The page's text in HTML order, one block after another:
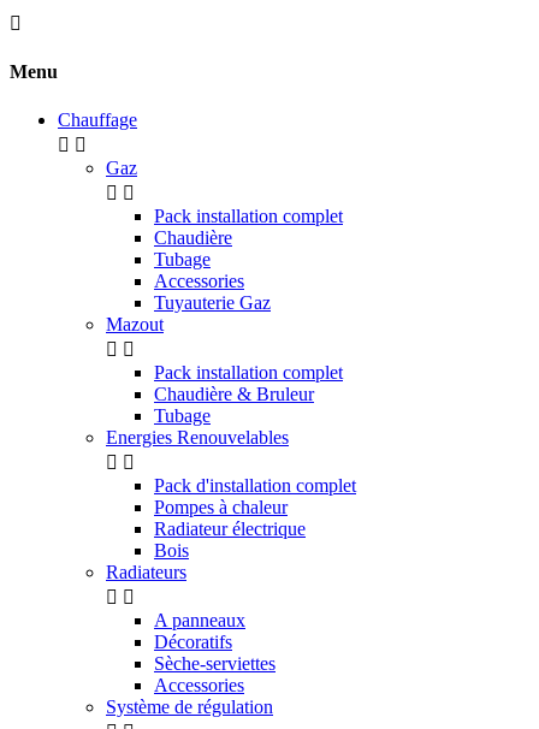

Menu
Chauffage
 
Gaz
 
Pack installation complet
Chaudière
Tubage
Accessories
Tuyauterie Gaz
Mazout
 
Pack installation complet
Chaudière & Bruleur
Tubage
Energies Renouvelables
 
Pack d'installation complet
Pompes à chaleur
Radiateur électrique
Bois
Radiateurs
 
A panneaux
Décoratifs
Sèche-serviettes
Accessories
Système de régulation